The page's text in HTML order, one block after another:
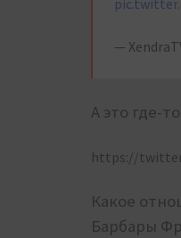
—
А это где-
https://
Какое
Барбары